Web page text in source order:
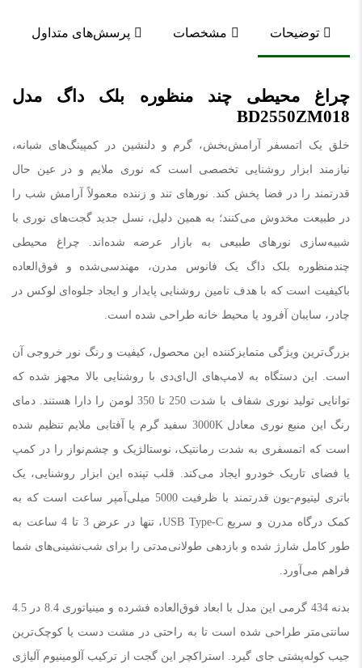
توضیحات مشخصات پرسش‌های متداول
چراغ محیطی چند منظوره بلک داگ مدل
BD2550ZM018
خلق یک اتمسفر آرامش‌بخش، گرم و دلنشین در کمپینگ‌های شبانه،
نیازمند ابزار روشنایی تخصصی است که نوری ملایم و در عین حال
قدرتمند را در فضا پخش کند. نورهای تند و زننده معمولاً آرامش شب را
در طبیعت مخدوش می‌کنند؛ به همین دلیل، نسل جدید گجت‌های نوری با
شبیه‌سازی نورهای طبیعی به بازار عرضه شده‌اند. چراغ محیطی
چندمنظوره بلک داگ یک فانوس مدرن، مهندسی‌شده و فوق‌العاده
باکیفیت است که با هدف تامین روشنایی پایدار و ایجاد جلوه‌ای لوکس در
چادر، سایبان آفرود یا محیط خانه طراحی شده است.
بزرگ‌ترین ویژگی متمایزکننده این محصول، کیفیت و رنگ نور خروجی آن
است. این دستگاه به لامپ‌های ال‌ای‌دی با روشنایی بالا مجهز شده که
توانایی تولید نوری شفاف با شدت 250 تا 350 لومن را دارا هستند. دمای
رنگ این منبع نوری معادل 3000K سفید گرم یا آفتابی ملایم تنظیم شده
است که اتمسفری به شدت رمانتیک، نوستالژیک و چشم‌نواز را در کمپ
یا فضای تاریک خودرو ایجاد می‌کند. قلب تپنده این ابزار روشنایی، یک
باتری لیتیوم-یون قدرتمند با ظرفیت 5000 میلی‌آمپر ساعت است که به
کمک درگاه مدرن و سریع USB Type-C، تنها در عرض 3 تا 4 ساعت به
طور کامل شارژ شده و بازدهی طولانی‌مدتی را برای شب‌نشینی‌های شما
فراهم می‌آورد.
بدنه 434 گرمی این مدل با ابعاد فوق‌العاده فشرده و مینیاتوری 8.4 در 4.5
سانتی‌متر طراحی شده است تا به راحتی در مشت دست یا کوچک‌ترین
جیب کوله‌پشتی جای گیرد. استراکچر این گجت از ترکیب آلومینیوم آلیاژی